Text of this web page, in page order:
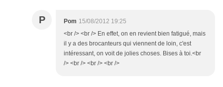
P Pom 15/08/2012 19:25
<br /> <br /> En effet, on en revient bien fatigué, mais
il y a des brocanteurs qui viennent de loin, c'est
intéressant, on voit de jolies choses. Bises à toi.<br
/> <br /> <br /> <br />